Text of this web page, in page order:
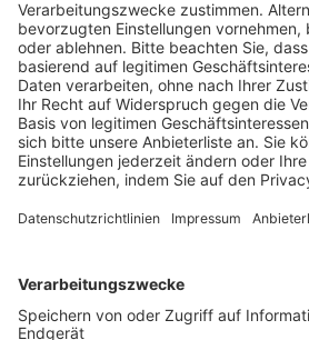
Schulungsangebot Vereinsmitarbeiter
BFV-Geschäftsstellen
Trainerbörse
Login SpielPlus
FOLGE DEM BFV
TOP-VEREINE